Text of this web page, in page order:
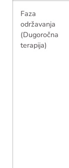
Faza
održavanja
(Dugoročna
terapija)